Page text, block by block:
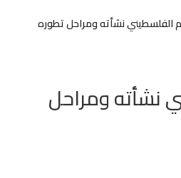
الفلسطيني نشأته ومراحل تطوره
نشأته ومراحل